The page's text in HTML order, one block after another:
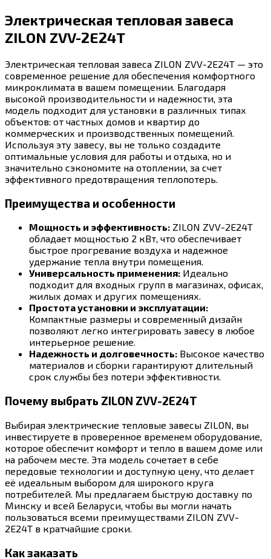
Электрическая тепловая завеса
ZILON ZVV-2E24T
Электрическая тепловая завеса ZILON ZVV-2E24T — это
современное решение для обеспечения комфортного
микроклимата в вашем помещении. Благодаря
высокой производительности и надежности, эта
модель подходит для установки в различных типах
объектов: от частных домов и квартир до
коммерческих и производственных помещений.
Используя эту завесу, вы не только создадите
оптимальные условия для работы и отдыха, но и
значительно сэкономите на отоплении, за счет
эффективного предотвращения теплопотерь.
Преимущества и особенности
Мощность и эффективность: ZILON ZVV-2E24T
обладает мощностью 2 кВт, что обеспечивает
быстрое прогревание воздуха и надежное
удержание тепла внутри помещения.
Универсальность применения: Идеально
подходит для входных групп в магазинах, офисах,
жилых домах и других помещениях.
Простота установки и эксплуатации:
Компактные размеры и современный дизайн
позволяют легко интегрировать завесу в любое
интерьерное решение.
Надежность и долговечность: Высокое качество
материалов и сборки гарантируют длительный
срок службы без потери эффективности.
Почему выбрать ZILON ZVV-2E24T
Выбирая электрические тепловые завесы ZILON, вы
инвестируете в проверенное временем оборудование,
которое обеспечит комфорт и тепло в вашем доме или
на рабочем месте. Эта модель сочетает в себе
передовые технологии и доступную цену, что делает
её идеальным выбором для широкого круга
потребителей. Мы предлагаем быструю доставку по
Минску и всей Беларуси, чтобы вы могли начать
пользоваться всеми преимуществами ZILON ZVV-
2E24T в кратчайшие сроки.
Как заказать